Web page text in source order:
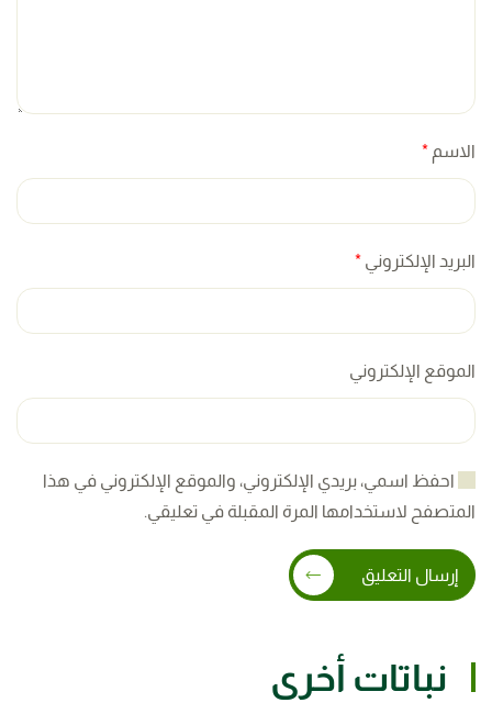
الاسم *
البريد الإلكتروني *
الموقع الإلكتروني
احفظ اسمي، بريدي الإلكتروني، والموقع الإلكتروني في هذا
المتصفح لاستخدامها المرة المقبلة في تعليقي.
إرسال التعليق
نباتات أخرى